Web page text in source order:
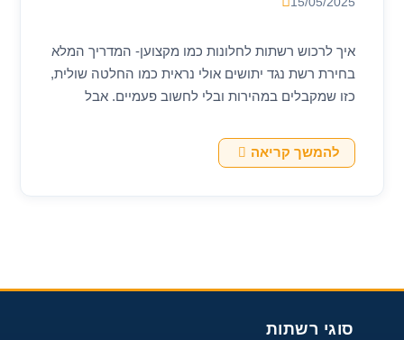
איך לרכוש רשתות לחלונות כמו מקצוען- המדריך המלא
בחירת רשת נגד יתושים אולי נראית כמו החלטה שולית,
כזו שמקבלים במהירות ובלי לחשוב פעמיים. אבל
להמשך קריאהאיך
לרכוש
סוגי רשתות